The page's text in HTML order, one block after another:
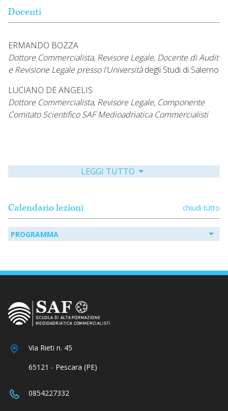
Docenti
ERMANDO BOZZA
Dottore Commercialista, Revisore Legale, Docente di Audit
e Revisione Legale presso l’Universitàdegli Studi di Salerno
LUCIANO DE ANGELIS
Dottore Commercialista, Revisore Legale, Componente
Comitato Scientifico SAF Medioadriatica Commercialisti
LEGGI TUTTO
Calendario lezioni chiudi tutto
PROGRAMMA
Via Rieti n. 45
65121 - Pescara (PE)
0854227332